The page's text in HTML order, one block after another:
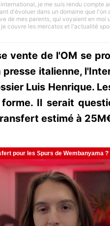
je me suis rendu compte
d'évoluer dans un domaine que l'on
de mes parents, qui voyaient en moi
je couvre les mercatos et l'actualité
vente de l'OM se
italienne,
Luis Henrique.
Il serait
estimé à